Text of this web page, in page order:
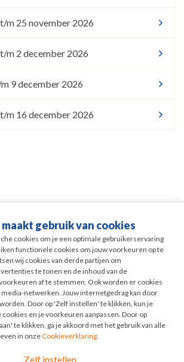
gebruik van cookies
cookies om je een optimale gebruikerservaring
functionele cookies om jouw voorkeuren op te
wij cookies van derde partijen om
te tonen en de inhoud van de
af te stemmen. Ook worden er cookies
media-netwerken. Jouw internetgedrag kan door
Door op 'Zelf instellen' te klikken, kun je
en je voorkeuren aanpassen. Door op
te klikken, ga je akkoord met het gebruik van alle
in onzeCookieverklaring.
Zelf instellen
m 25 november 2026
m 2 december 2026
9 december 2026
m 16 december 2026